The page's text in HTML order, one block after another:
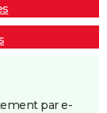
par e-